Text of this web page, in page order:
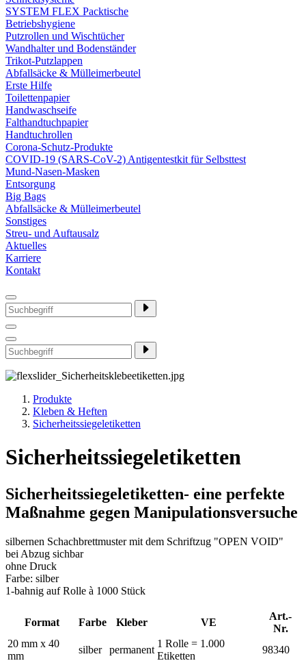
SYSTEM FLEX Packtische
Betriebshygiene
Putzrollen und Wischtücher
Wandhalter und Bodenständer
Trikot-Putzlappen
Abfallsäcke & Mülleimerbeutel
Erste Hilfe
Toilettenpapier
Handwaschseife
Falthandtuchpapier
Handtuchrollen
Corona-Schutz-Produkte
COVID-19 (SARS-CoV-2) Antigentestkit für Selbsttest
Mund-Nasen-Masken
Entsorgung
Big Bags
Abfallsäcke & Mülleimerbeutel
Sonstiges
Streu- und Auftausalz
Aktuelles
Karriere
Kontakt
Produkte
Kleben & Heften
Sicherheitssiegeletiketten
Sicherheitssiegeletiketten
Sicherheitssiegeletiketten- eine perfekte
Maßnahme gegen Manipulationsversuche
silbernen Schachbrettmuster mit dem Schriftzug "OPEN VOID"
bei Abzug sichbar
ohne Druck
Farbe: silber
1-bahnig auf Rolle à 1000 Stück
Format Farbe Kleber VE
Art.-
Nr.
20 mm x 40
mm
silber permanent
1 Rolle = 1.000
Etiketten
98340